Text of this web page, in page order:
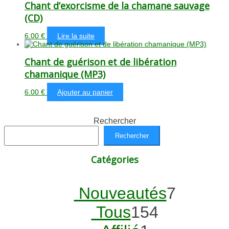
Chant d’exorcisme de la chamane sauvage
(CD)
6.00 € Lire la suite
Chant de guérison et de libération
chamanique (MP3)
6.00 € Ajouter au panier
Rechercher
Rechercher
Catégories
Nouveautés77
Tous154154